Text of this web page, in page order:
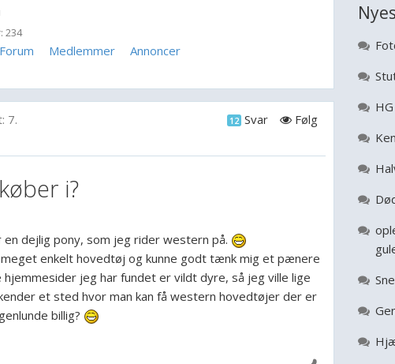
234
Forum Medlemmer Annoncer
7.
Følg
12 Svar
i?
en dejlig pony, som jeg rider western på.
enkelt hovedtøj og kunne godt tænk mig et pænere
hjemmesider jeg har fundet er vildt dyre, så jeg ville lige
et sted hvor man kan få western hovedtøjer der er
billig?